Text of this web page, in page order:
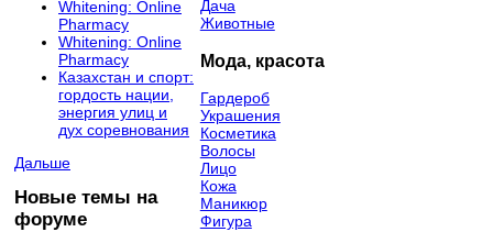
Whitening: Online
Pharmacy
Whitening: Online
Pharmacy
Казахстан и спорт:
гордость нации,
энергия улиц и
дух соревнования
Дальше
Новые темы на
форуме
Дача
Животные
Мода, красота
Гардероб
Украшения
Косметика
Волосы
Лицо
Кожа
Маникюр
Фигура